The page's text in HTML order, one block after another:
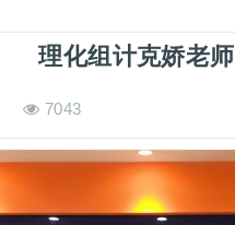
理化组计克娇老师
7043